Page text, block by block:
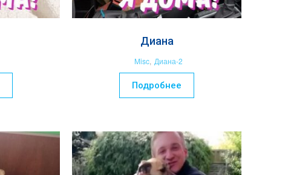
Диана
Misc, Диана-2
Подробнее